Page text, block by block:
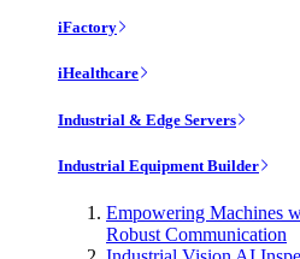
iFactory
iHealthcare
Industrial & Edge Servers
Industrial Equipment Builder
Empowering Machines
Robust Communication